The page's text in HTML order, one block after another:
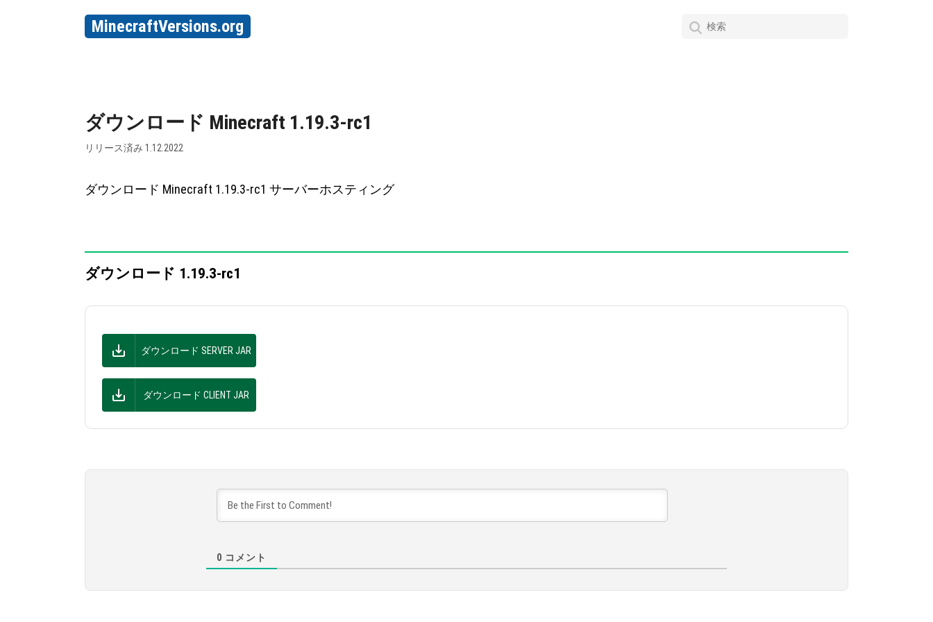
MinecraftVersions.org
ダウンロード Minecraft 1.19.3-rc1
リリース済み 1.12.2022
ダウンロード Minecraft 1.19.3-rc1 サーバーホスティング
ダウンロード 1.19.3-rc1
ダウンロード SERVER JAR
ダウンロード CLIENT JAR
0 コメント